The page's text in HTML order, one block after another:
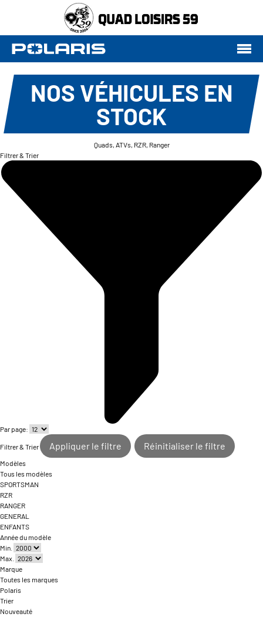
NOS VÉHICULES EN
STOCK
Quads, ATVs, RZR, Ranger
Filtrer & Trier
Par page:
Filtrer & Trier Appliquer le filtre Réinitialiser le filtre
Modèles
Tous les modèles
SPORTSMAN
RZR
RANGER
GENERAL
ENFANTS
Année du modèle
Min.
Max.
Marque
Toutes les marques
Polaris
Trier
Nouveauté